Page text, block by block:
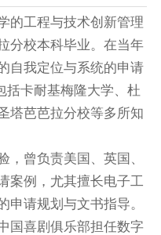
工程与技术创新管理
分校本科毕业。在当年
自我定位与系统的申请
括卡耐基梅隆大学、杜
塔芭芭拉分校等多所知
曾负责美国、英国、
案例，尤其擅长电子工
申请规划与文书指导。
国喜剧俱乐部担任数字